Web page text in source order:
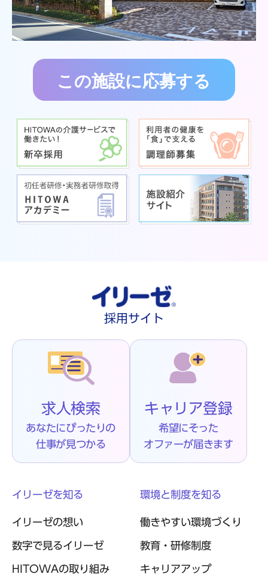
この施設に応募する
採用サイト
求人検索
あなたにぴったりの
仕事が見つかる
キャリア登録
希望にそった
オファーが届きます
イリーゼを知る
イリーゼの想い
数字で見るイリーゼ
HITOWAの取り組み
環境と制度を知る
働きやすい環境づくり
教育・研修制度
キャリアアップ